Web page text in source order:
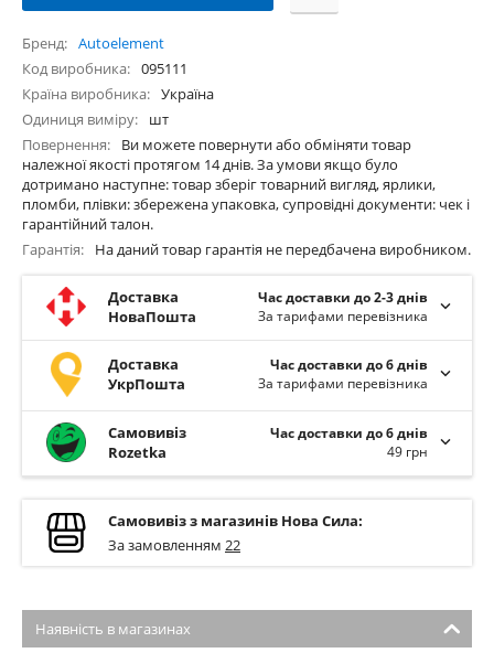
Бренд
Autoelement
Код виробника
095111
Країна виробника
Україна
Одиниця виміру
шт
Повернення
Ви можете повернути або обміняти товар
належної якості протягом 14 днів. За умови якщо було
дотримано наступне: товар зберіг товарний вигляд, ярлики,
пломби, плівки: збережена упаковка, супровідні документи: чек і
гарантійний талон.
Гарантія
На даний товар гарантія не передбачена виробником.
Доставка
НоваПошта
Час доставки до 2-3 днів
За тарифами перевізника
Доставка
УкрПошта
Час доставки до 6 днів
За тарифами перевізника
Самовивіз
Rozetka
Час доставки до 6 днів
49 грн
Самовивіз з магазинів Нова Сила:
За замовленням 22
Наявність в магазинах